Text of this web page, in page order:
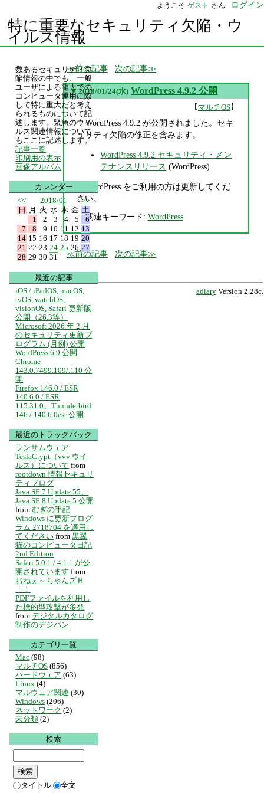
ようこそ ゲスト さん ログイン
特に重要なセキュリティ欠陥・ウ
イルス情報
前の記事 次の記事
▼ 2018/01/24(水) WordPress 4.9.2 公開
【マルチOS】
WordPress 4.9.2 が公開されました。セキ
ュリティ欠陥の修正を含みます。
WordPress 4.9.2 セキュリティ・メン
テナンスリリース (WordPress)
WordPress をご利用の方は更新してくだ
さい。
関連キーワード: WordPress
前の記事 次の記事
adiary Version 2.28c.
数あるセキュリティ欠
陥情報の中でも、一般
ユーザによる龍大での
コンピュータ運用に際
して特に重大だと考え
られるものについて記
述します。緊急のウイ
ルス関連情報について
もここに記述します。
記事一覧
印刷用の表示
画像アルバム
カレンダー
<<
2018/01
>>
日
月 火 水 木 金 土
1
2 3 4 5
6
7
8 9 10 11 12 13
14 15 16 17 18 19 20
21 22 23 24 25 26 27
28 29 30 31
最近の記事
iOS / iPadOS, macOS,
tvOS, watchOS,
visionOS, Safari 更新版
公開（26.3等）
Microsoft 2026 年 2 月
のセキュリティ更新プ
ログラム (月例) 公開
WordPress 6.9 公開
Chrome
143.0.7499.109/.110 公
開
Firefox 146.0 / ESR
140.6.0 / ESR
115.31.0、Thunderbird
146 / 140.6.0esr 公開
最近のトラックバック
ランサムウェア
TeslaCrypt（vvv ウイ
ルス）について from
rootdown 情報セキュリ
ティブログ
Java SE 7 Update 55、
Java SE 8 Update 5 公開
from むぎの手記
Windows に更新プログ
ラム 2718704 を適用し
てください from 黒翼
猫のコンピュータ日記
2nd Edition
Safari 5.0.1 / 4.1.1 が公
開されています from
おねぇ～ちゃんズＨ
ｉ！
PDFファイルを利用し
た標的型攻撃が多発
from デジタルカタログ
制作のデジパン
カテゴリ一覧
Mac (98)
マルチOS (856)
ハードウェア (63)
Linux (4)
マルウェア関連 (30)
Windows (206)
ネットワーク (2)
未分類 (2)
検索
タイトル 全文